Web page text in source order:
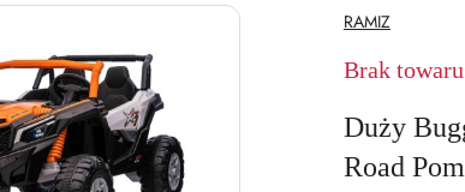
NAZWA
PRODUCENTA:
RAMIZ
Brak towaru
Duży
Road